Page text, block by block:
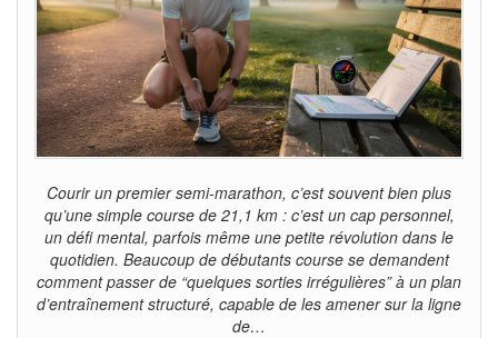
Courir un premier semi-marathon, c’est souvent bien plus
qu’une simple course de 21,1 km : c’est un cap personnel,
un défi mental, parfois même une petite révolution dans le
quotidien. Beaucoup de débutants course se demandent
comment passer de “quelques sorties irrégulières” à un plan
d’entraînement structuré, capable de les amener sur la ligne
de…